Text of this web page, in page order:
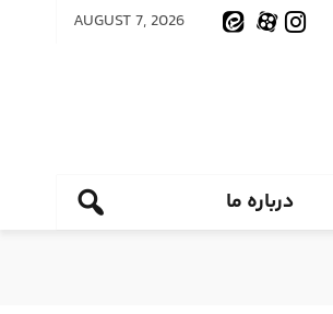
AUGUST 7, 2026
درباره ما